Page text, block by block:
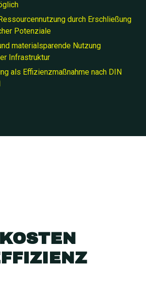
durch Erschließung
Potenziale
materialsparende Nutzung
Infrastruktur
als Effizienzmaßnahme nach DIN
KOSTEN